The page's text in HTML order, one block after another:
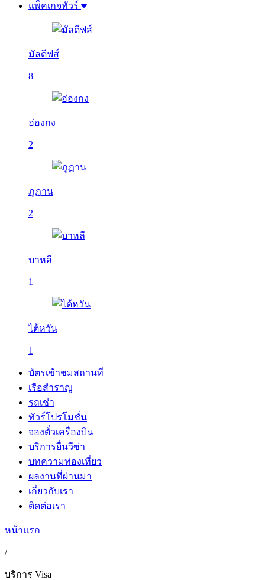
แพ็คเกจทัวร์
มัลดีฟส์
8
ฮ่องกง
2
ภูฏาน
2
บาหลี
1
ไต้หวัน
1
บัตรเข้าชมสถานที่
เรือสำราญ
รถเช่า
ทัวร์โปรโมชั่น
จองตั๋วเครื่องบิน
บริการยื่นวีซ่า
บทความท่องเที่ยว
ผลงานที่ผ่านมา
เกี่ยวกับเรา
ติดต่อเรา
หน้าแรก
/
บริการ Visa